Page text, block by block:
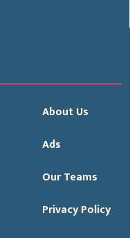
About Us
Ads
Our Teams
Privacy Policy